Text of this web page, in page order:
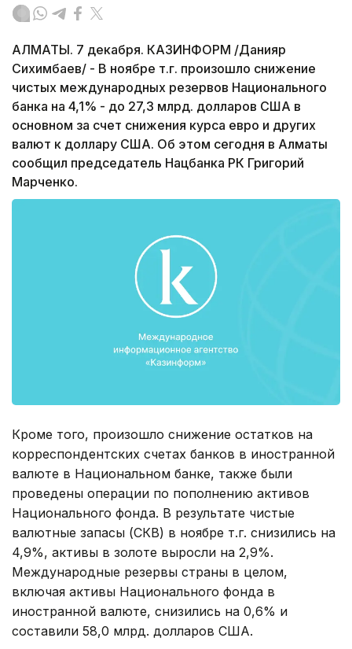
АЛМАТЫ. 7 декабря. КАЗИНФОРМ /Данияр
Сихимбаев/ - В ноябре т.г. произошло снижение
чистых международных резервов Национального
банка на 4,1% - до 27,3 млрд. долларов США в
основном за счет снижения курса евро и других
валют к доллару США. Об этом сегодня в Алматы
сообщил председатель Нацбанка РК Григорий
Марченко.
Кроме того, произошло снижение остатков на
корреспондентских счетах банков в иностранной
валюте в Национальном банке, также были
проведены операции по пополнению активов
Национального фонда. В результате чистые
валютные запасы (СКВ) в ноябре т.г. снизились на
4,9%, активы в золоте выросли на 2,9%.
Международные резервы страны в целом,
включая активы Национального фонда в
иностранной валюте, снизились на 0,6% и
составили 58,0 млрд. долларов США.